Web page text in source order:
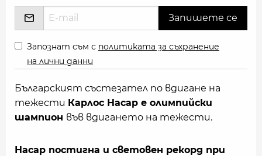
Запознат съм с политиката за съхранение
на лични данни
Българският състезател по вдигане на
тежести Карлос Насар е олимпийски
шампион във вдигането на тежести.
Насар постигна и световен рекорд при